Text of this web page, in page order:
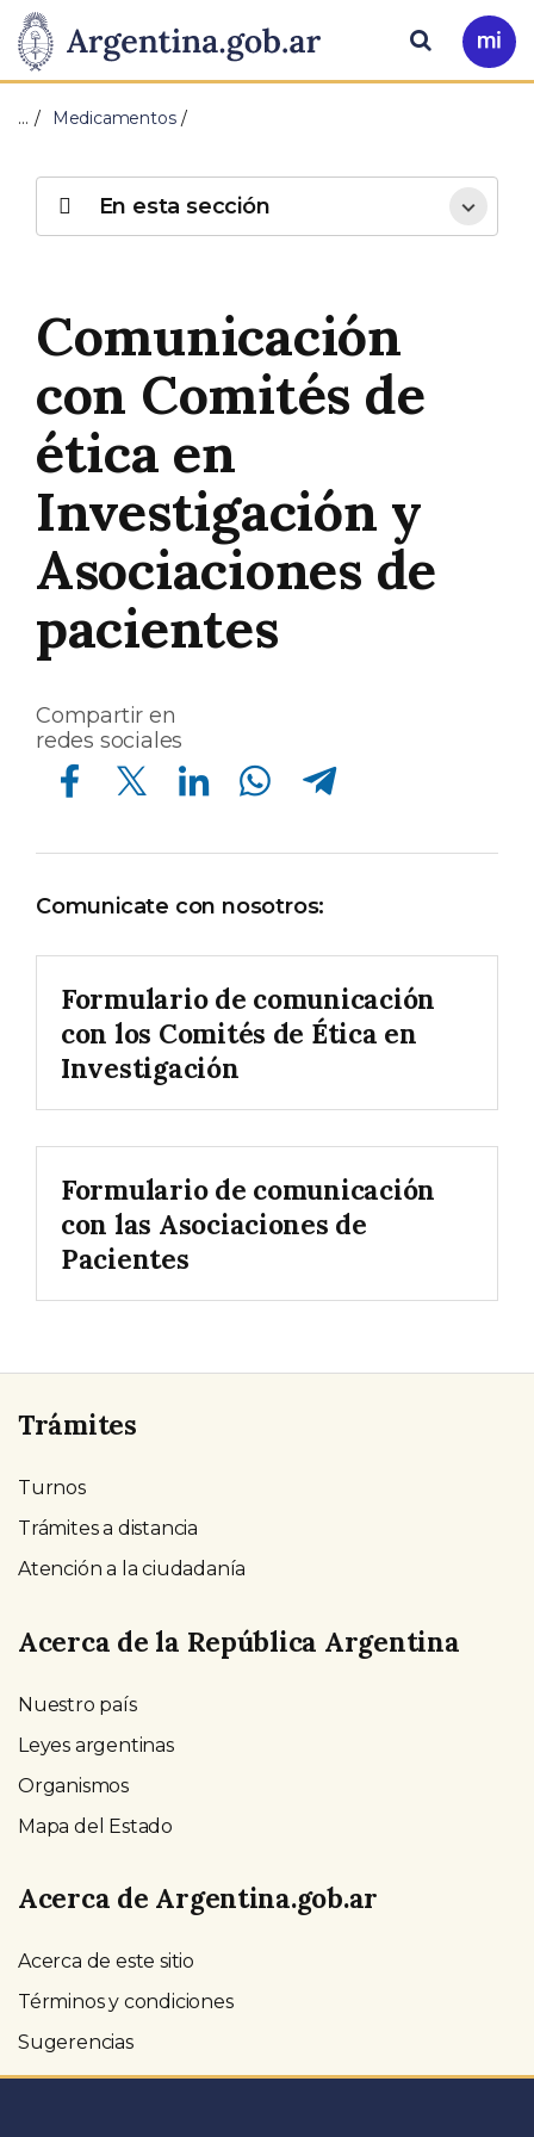
Presidencia
de
Nación
Pasar al contenido principal
Ir
a
Buscar
… Medicamentos
Comunicación
con Comités de
ética en
Investigación y
Asociaciones de
pacientes
Compartir en
redes sociales
Compartir en Facebook Compartir en Twitter Compartir en Linkedin Compartir en Whatsapp Compartir en Telegram
Comunicate con nosotros:
Formulario de comunicación
con los Comités de Ética en
Investigación
Formulario de comunicación
con las Asociaciones de
Pacientes
En esta sección
Trámites
Turnos
Trámites a distancia
Atención a la ciudadanía
Acerca de la República Argentina
Nuestro país
Leyes argentinas
Organismos
Mapa del Estado
Acerca de Argentina.gob.ar
Acerca de este sitio
Términos y condiciones
Sugerencias